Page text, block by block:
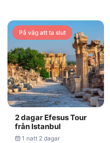
På väg att ta slut
2 dagar Efesus Tour
från Istanbul
1 natt 2 dagar